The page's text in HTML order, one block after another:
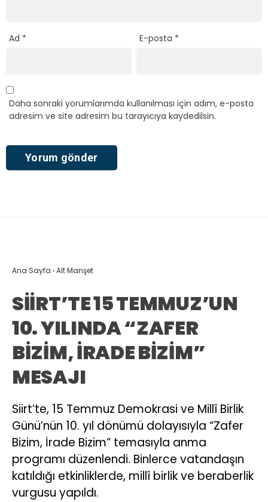
Ad * E-posta *
Daha sonraki yorumlarımda kullanılması için adım, e-posta
adresim ve site adresim bu tarayıcıya kaydedilsin.
Ana Sayfa ›Alt Manşet
SİİRT’TE 15 TEMMUZ’UN
10. YILINDA “ZAFER
BİZİM, İRADE BİZİM”
MESAJI
Siirt’te, 15 Temmuz Demokrasi ve Millî Birlik
Günü’nün 10. yıl dönümü dolayısıyla “Zafer
Bizim, İrade Bizim” temasıyla anma
programı düzenlendi. Binlerce vatandaşın
katıldığı etkinliklerde, millî birlik ve beraberlik
vurgusu yapıldı.